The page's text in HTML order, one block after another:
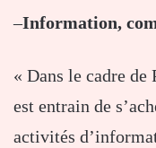
–Information,
« Dans le cadre
est entrain de
activités